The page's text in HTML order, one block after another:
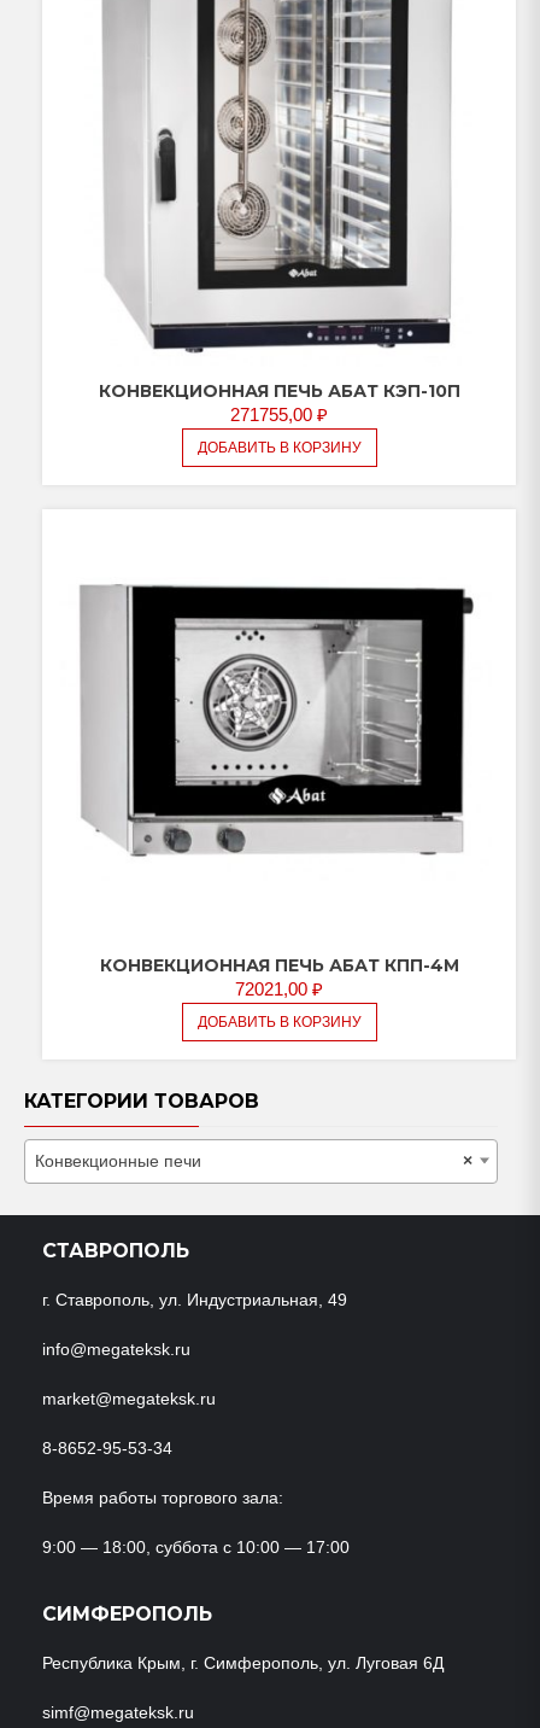
КОНВЕКЦИОННАЯ ПЕЧЬ АБАТ КЭП-10П
271755,00 ₽
ДОБАВИТЬ В КОРЗИНУ
КОНВЕКЦИОННАЯ ПЕЧЬ АБАТ КПП-4М
72021,00 ₽
ДОБАВИТЬ В КОРЗИНУ
КАТЕГОРИИ ТОВАРОВ
×
Конвекционные печи
СТАВРОПОЛЬ
г. Ставрополь, ул. Индустриальная, 49
info@megateksk.ru
market@megateksk.ru
8-8652-95-53-34
Время работы торгового зала:
9:00 — 18:00, суббота с 10:00 — 17:00
СИМФЕРОПОЛЬ
Республика Крым, г. Симферополь, ул. Луговая 6Д
simf@megateksk.ru